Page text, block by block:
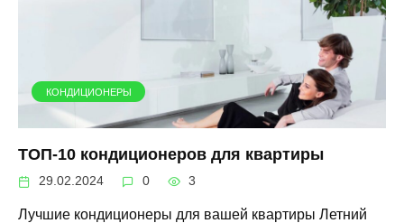
КОНДИЦИОНЕРЫ
ТОП-10 кондиционеров для квартиры
29.02.2024 0 3
Лучшие кондиционеры для вашей квартиры Летний